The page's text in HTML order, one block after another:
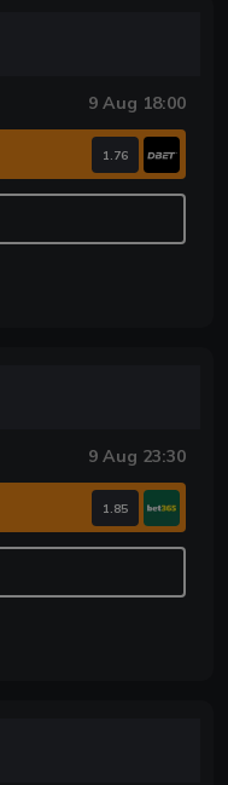
9 Aug 18:00
1.76
9 Aug 23:30
1.85